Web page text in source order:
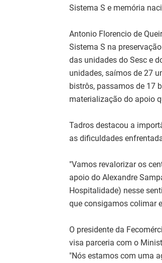
Sistema S e memória
Antonio Florencio de
Sistema S na
das unidades do Sesc e
unidades, saímos de 27
bistrôs, passamos de 17
materialização do apoio
Tadros destacou a
as dificuldades
"Vamos revalorizar os
apoio do Alexandre
Hospitalidade) nesse
que consigamos colimar
O presidente da
visa parceria com o
"Nós estamos com uma